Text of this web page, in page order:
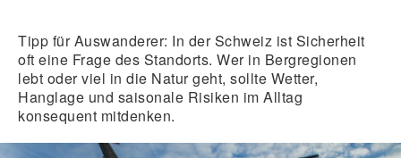
Tipp für Auswanderer: In der Schweiz ist Sicherheit
oft eine Frage des Standorts. Wer in Bergregionen
lebt oder viel in die Natur geht, sollte Wetter,
Hanglage und saisonale Risiken im Alltag
konsequent mitdenken.